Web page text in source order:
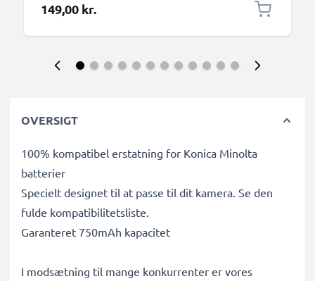
149,00 kr.
OVERSIGT
100% kompatibel erstatning for Konica Minolta
batterier
Specielt designet til at passe til dit kamera. Se den
fulde kompatibilitetsliste.
Garanteret 750mAh kapacitet
I modsætning til mange konkurrenter er vores